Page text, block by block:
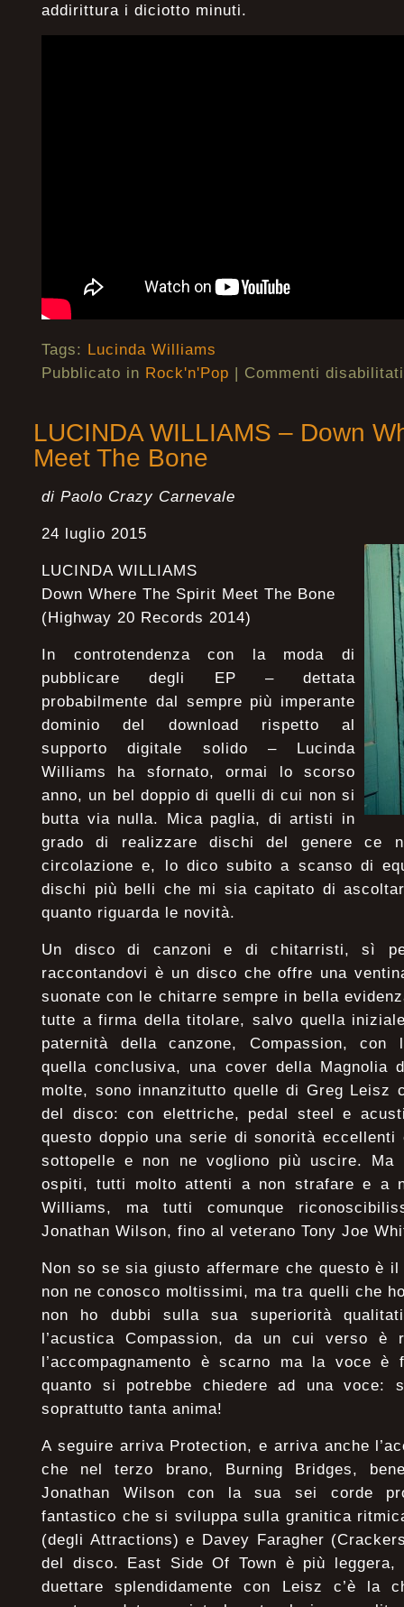
addirittura i diciotto minuti.
Tags: Lucinda Williams
Pubblicato in Rock'n'Pop | Commenti disabilitati
LUCINDA WILLIAMS – Down
Meet The Bone
di Paolo Crazy Carnevale
24 luglio 2015
LUCINDA WILLIAMS
Down Where The Spirit Meet The Bone
(Highway 20 Records 2014)
In controtendenza con la moda di
pubblicare degli EP – dettata
probabilmente dal sempre più imperante
dominio del download rispetto al
supporto digitale solido – Lucinda
Williams ha sfornato, ormai lo scorso
anno, un bel doppio di quelli di cui non si
butta via nulla. Mica paglia, di artisti in
grado di realizzare dischi del genere ce
circolazione e, lo dico subito a scanso di
dischi più belli che mi sia capitato di
quanto riguarda le novità.
Un disco di canzoni e di chitarristi, sì
raccontandovi è un disco che offre una
suonate con le chitarre sempre in bella
tutte a firma della titolare, salvo quella
paternità della canzone, Compassion, con
quella conclusiva, una cover della Magnolia
molte, sono innanzitutto quelle di Greg Leisz
del disco: con elettriche, pedal steel e
questo doppio una serie di sonorità eccellenti
sottopelle e non ne vogliono più uscire.
ospiti, tutti molto attenti a non strafare e a
Williams, ma tutti comunque
Jonathan Wilson, fino al veterano Tony Joe
Non so se sia giusto affermare che questo è
non ne conosco moltissimi, ma tra quelli che
non ho dubbi sulla sua superiorità
l’acustica Compassion, da un cui verso
l’accompagnamento è scarno ma la voce
quanto si potrebbe chiedere ad una voce:
soprattutto tanta anima!
A seguire arriva Protection, e arriva anche
che nel terzo brano, Burning Bridges,
Jonathan Wilson con la sua sei corde
fantastico che si sviluppa sulla granitica
(degli Attractions) e Davey Faragher
del disco. East Side Of Town è più
duettare splendidamente con Leisz c’è la